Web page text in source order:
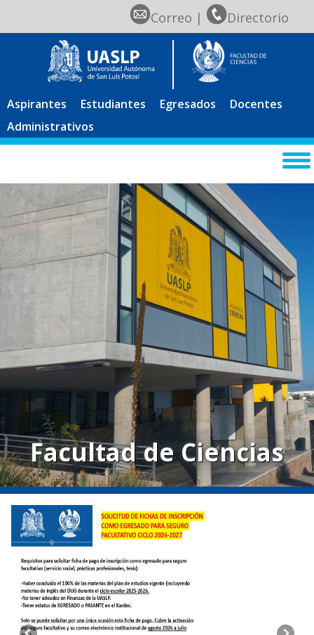
Correo | Directorio
Aspirantes Estudiantes Egresados
Docentes
Administrativos
Facultad de Ciencias